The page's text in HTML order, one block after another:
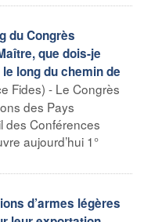
du Congrès
que dois-je
long du chemin de
Fides) - Le Congrès
des Pays
des Conférences
aujourd’hui 1°
d’armes légères